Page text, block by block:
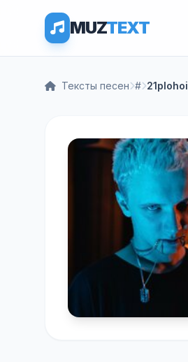
MUZTEXT
Тексты песен # 21plohoi